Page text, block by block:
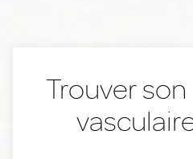
Trouver